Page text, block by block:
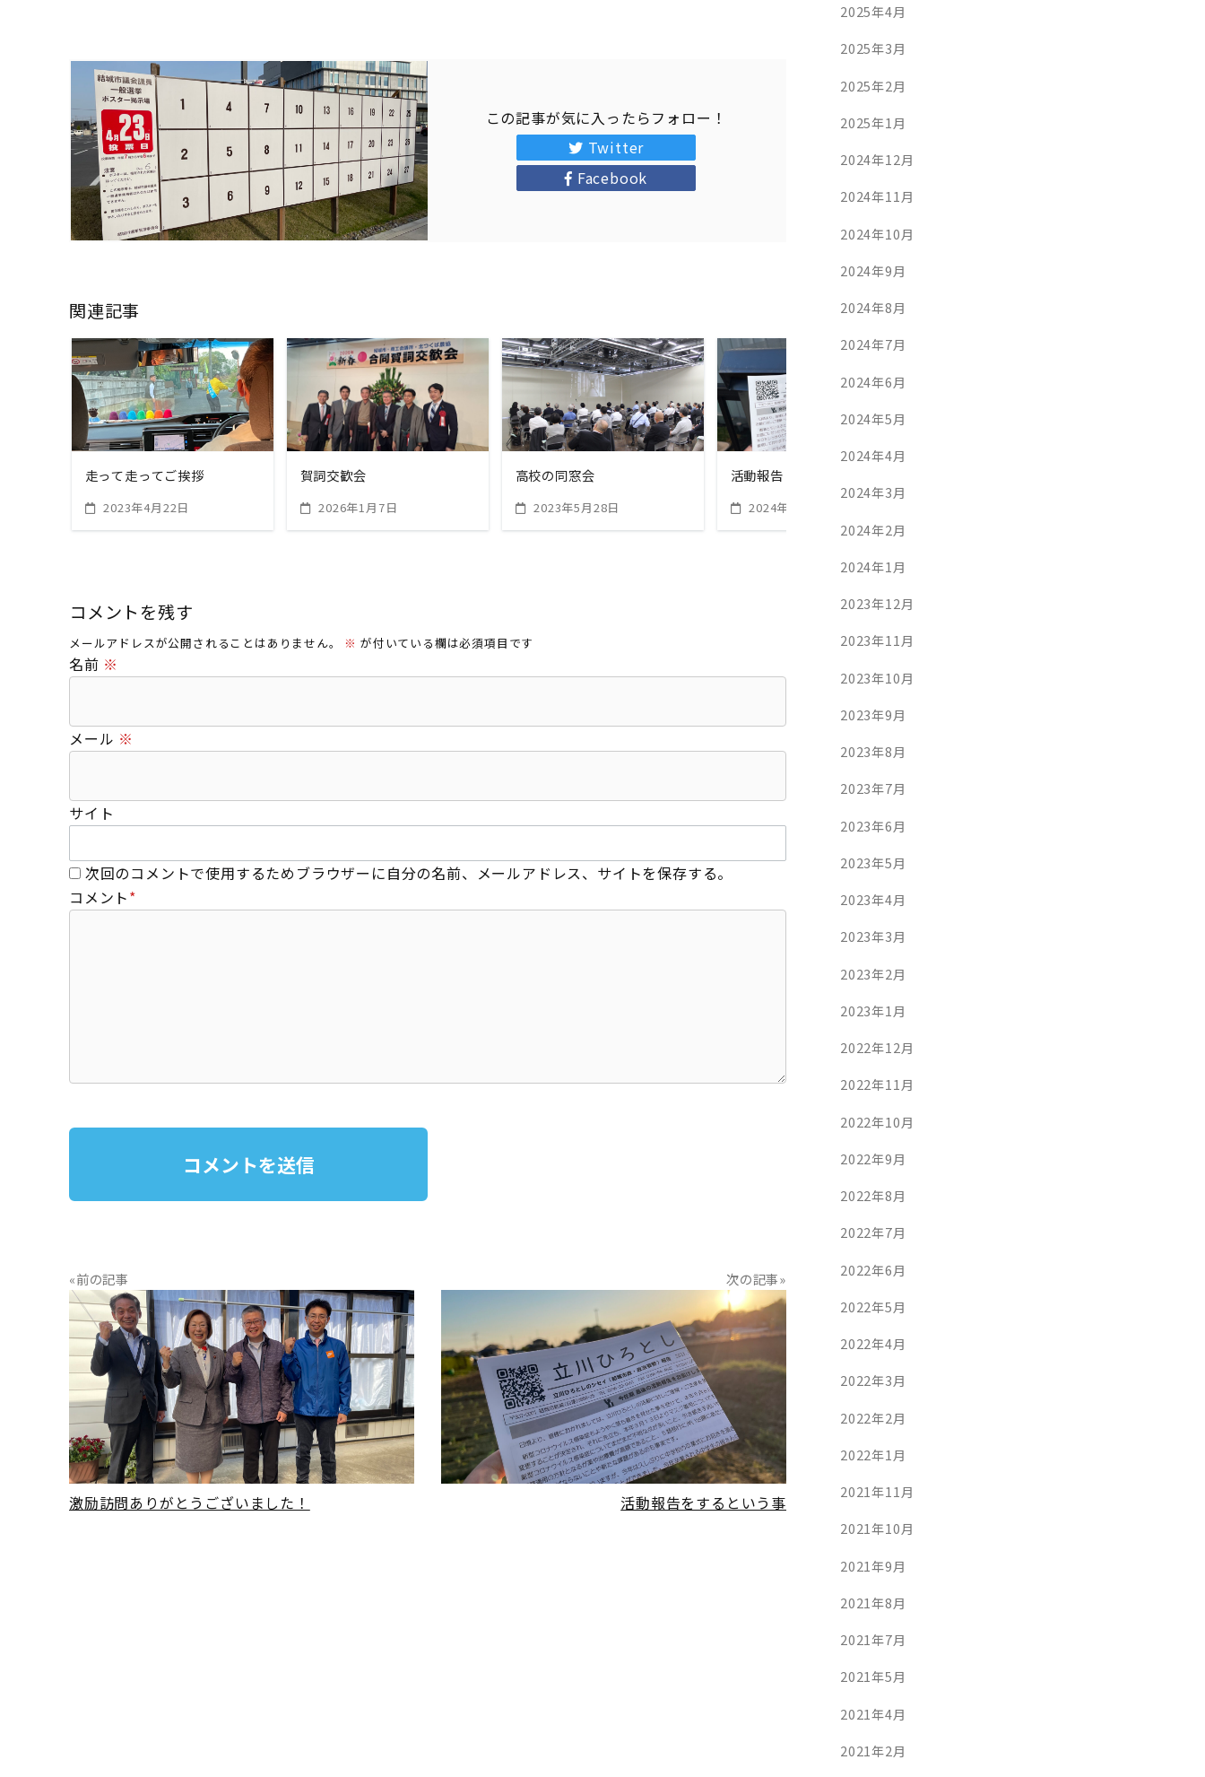
この記事が気に入ったらフォロー！
Twitter
Facebook
関連記事
READ MORE
走って走ってご挨拶
2023年4月22日
READ MORE
賀詞交歓会
2026年1月7日
READ MORE
高校の同窓会
2023年5月28日
READ MORE
活動報告
2024年11月10日
コメントを残す
メールアドレスが公開されることはありません。 ※ が付いている欄は必須項目です
名前 ※
メール ※
サイト
次回のコメントで使用するためブラウザーに自分の名前、メールアドレス、サイトを保存する。
コメント*
«前の記事
READ MORE
激励訪問ありがとうございました！
次の記事»
READ MORE
活動報告をするという事
2025年4月
2025年3月
2025年2月
2025年1月
2024年12月
2024年11月
2024年10月
2024年9月
2024年8月
2024年7月
2024年6月
2024年5月
2024年4月
2024年3月
2024年2月
2024年1月
2023年12月
2023年11月
2023年10月
2023年9月
2023年8月
2023年7月
2023年6月
2023年5月
2023年4月
2023年3月
2023年2月
2023年1月
2022年12月
2022年11月
2022年10月
2022年9月
2022年8月
2022年7月
2022年6月
2022年5月
2022年4月
2022年3月
2022年2月
2022年1月
2021年11月
2021年10月
2021年9月
2021年8月
2021年7月
2021年5月
2021年4月
2021年2月